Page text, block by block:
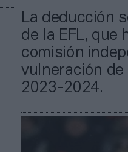
La deducción
de la EFL, que
comisión
vulneración
2023-2024.